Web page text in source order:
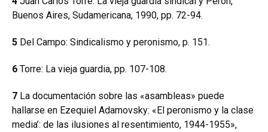
Buenos Aires, Sudamericana, 1990, pp. 72-94.
5 Del Campo: Sindicalismo y peronismo, p. 151.
6 Torre: La vieja guardia, pp. 107-108.
7 La documentación sobre las «asambleas» puede
hallarse en Ezequiel Adamovsky: «El peronismo y la clase
media’: de las ilusiones al resentimiento, 1944-1955»,